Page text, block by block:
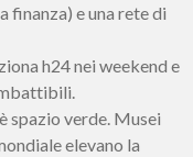
finanza) e una rete di
h24 nei weekend e
spazio verde. Musei
elevano la